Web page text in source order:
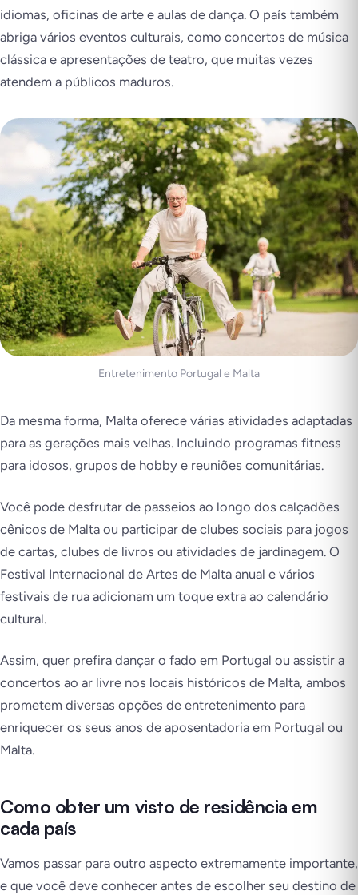
idiomas, oficinas de arte e aulas de dança. O país também
abriga vários eventos culturais, como concertos de música
clássica e apresentações de teatro, que muitas vezes
atendem a públicos maduros.
Entretenimento Portugal e Malta
Da mesma forma, Malta oferece várias atividades adaptadas
para as gerações mais velhas. Incluindo programas fitness
para idosos, grupos de hobby e reuniões comunitárias.
Você pode desfrutar de passeios ao longo dos calçadões
cênicos de Malta ou participar de clubes sociais para jogos
de cartas, clubes de livros ou atividades de jardinagem. O
Festival Internacional de Artes de Malta anual e vários
festivais de rua adicionam um toque extra ao calendário
cultural.
Assim, quer prefira dançar o fado em Portugal ou assistir a
concertos ao ar livre nos locais históricos de Malta, ambos
prometem diversas opções de entretenimento para
enriquecer os seus anos de aposentadoria em Portugal ou
Malta.
Como obter um visto de residência em
cada país
Vamos passar para outro aspecto extremamente importante,
e que você deve conhecer antes de escolher seu destino de